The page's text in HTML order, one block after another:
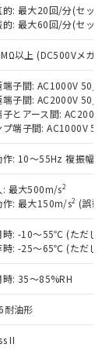
的: 最大20回/分(セット
的: 最大60回/分(セット
以上 (DC500Vメガ)
端子間: AC1000V 50/
端子間: AC2000V 50/
子とアース間:
プ端子間: AC1000V
作: 10～55Hz 複振幅
: 最大500m/s2
作: 最大150m/s2 (誤動
時: -10～55℃ (ただし
時: -25～65℃ (ただし
時: 35～85%RH
耐油形
II
のうえ
業取扱
価格
ので
には、
もある
果は、
内デー
り、閲
よび標
質）の
商品で
の非含
のある
質）の
質）の
認中の
で、有
として
どや
RoHSの
RoHSの
。
へお問
カドミウ
、外国
商品
輸出
、日本
引許